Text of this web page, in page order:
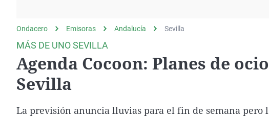
gato
Operación Viuda
Negra
Ondacero Emisoras Andalucía Sevilla
MÁS DE UNO SEVILLA
Agenda Cocoon: Planes de
Sevilla
La previsión anuncia lluvias para el fin de semana pero